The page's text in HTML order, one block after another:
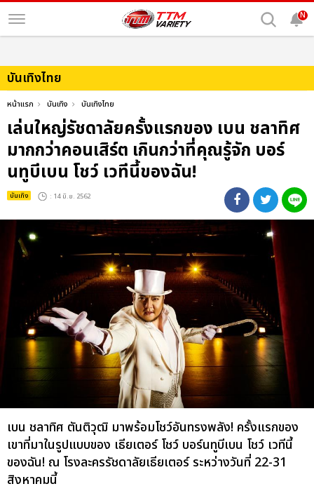
N
บันเทิงไทย
หน้าแรก บันเทิง บันเทิงไทย
เล่นใหญ่รัชดาลัยครั้งแรกของ เบน ชลาทิศ
มากกว่าคอนเสิร์ต เกินกว่าที่คุณรู้จัก บอร์
นทูบีเบน โชว์ เวทีนี้ของฉัน!
บันเทิง : 14 มิ.ย. 2562
เบน ชลาทิศ ตันติวุฒิ มาพร้อมโชว์อันทรงพลัง! ครั้งแรกของ
เขาที่มาในรูปแบบของ เธียเตอร์ โชว์ บอร์นทูบีเบน โชว์ เวทีนี้
ของฉัน! ณ โรงละครรัชดาลัยเธียเตอร์ ระหว่างวันที่ 22-31
สิงหาคมนี้